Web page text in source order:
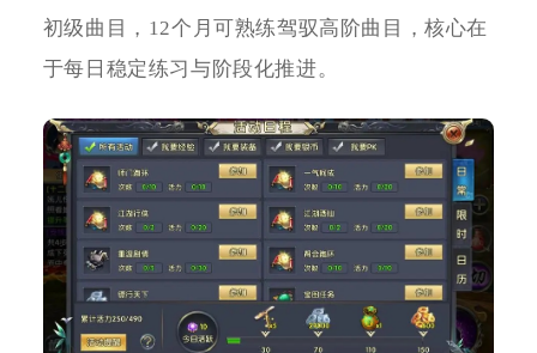
初级曲目，12个月可熟练驾驭高阶曲目，核心在
于每日稳定练习与阶段化推进。